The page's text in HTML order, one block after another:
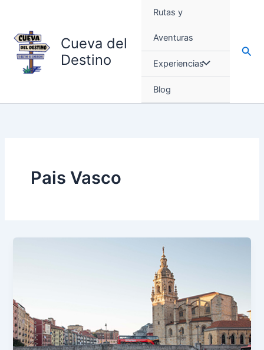
contenido
Cueva del
Destino
Rutas y
Aventuras
Experiencias
Blog
Pais Vasco